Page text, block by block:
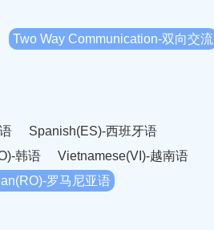
Two Way Communication-双向交流
Spanish(ES)-西班牙语
韩语
Vietnamese(VI)-越南语
罗马尼亚语